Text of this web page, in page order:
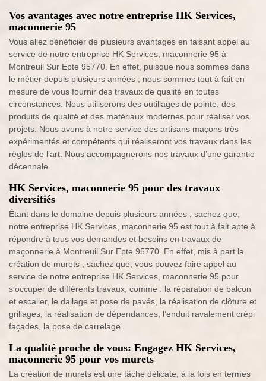
Vos avantages avec notre entreprise HK Services,
maconnerie 95
Vous allez bénéficier de plusieurs avantages en faisant appel au
service de notre entreprise HK Services, maconnerie 95 à
Montreuil Sur Epte 95770. En effet, puisque nous sommes dans
le métier depuis plusieurs années ; nous sommes tout à fait en
mesure de vous fournir des travaux de qualité en toutes
circonstances. Nous utiliserons des outillages de pointe, des
produits de qualité et des matériaux modernes pour réaliser vos
projets. Nous avons à notre service des artisans maçons très
expérimentés et compétents qui réaliseront vos travaux dans les
règles de l’art. Nous accompagnerons nos travaux d’une garantie
décennale.
HK Services, maconnerie 95 pour des travaux
diversifiés
Étant dans le domaine depuis plusieurs années ; sachez que,
notre entreprise HK Services, maconnerie 95 est tout à fait apte à
répondre à tous vos demandes et besoins en travaux de
maçonnerie à Montreuil Sur Epte 95770. En effet, mis à part la
création de murets ; sachez que, vous pouvez faire appel au
service de notre entreprise HK Services, maconnerie 95 pour
s’occuper de différents travaux, comme : la réparation de balcon
et escalier, le dallage et pose de pavés, la réalisation de clôture et
grillages, la réalisation de dépendances, l’enduit ravalement crépi
façades, la pose de carrelage.
La qualité proche de vous: Engagez HK Services,
maconnerie 95 pour vos murets
La création de murets est une tâche délicate, à la fois en termes